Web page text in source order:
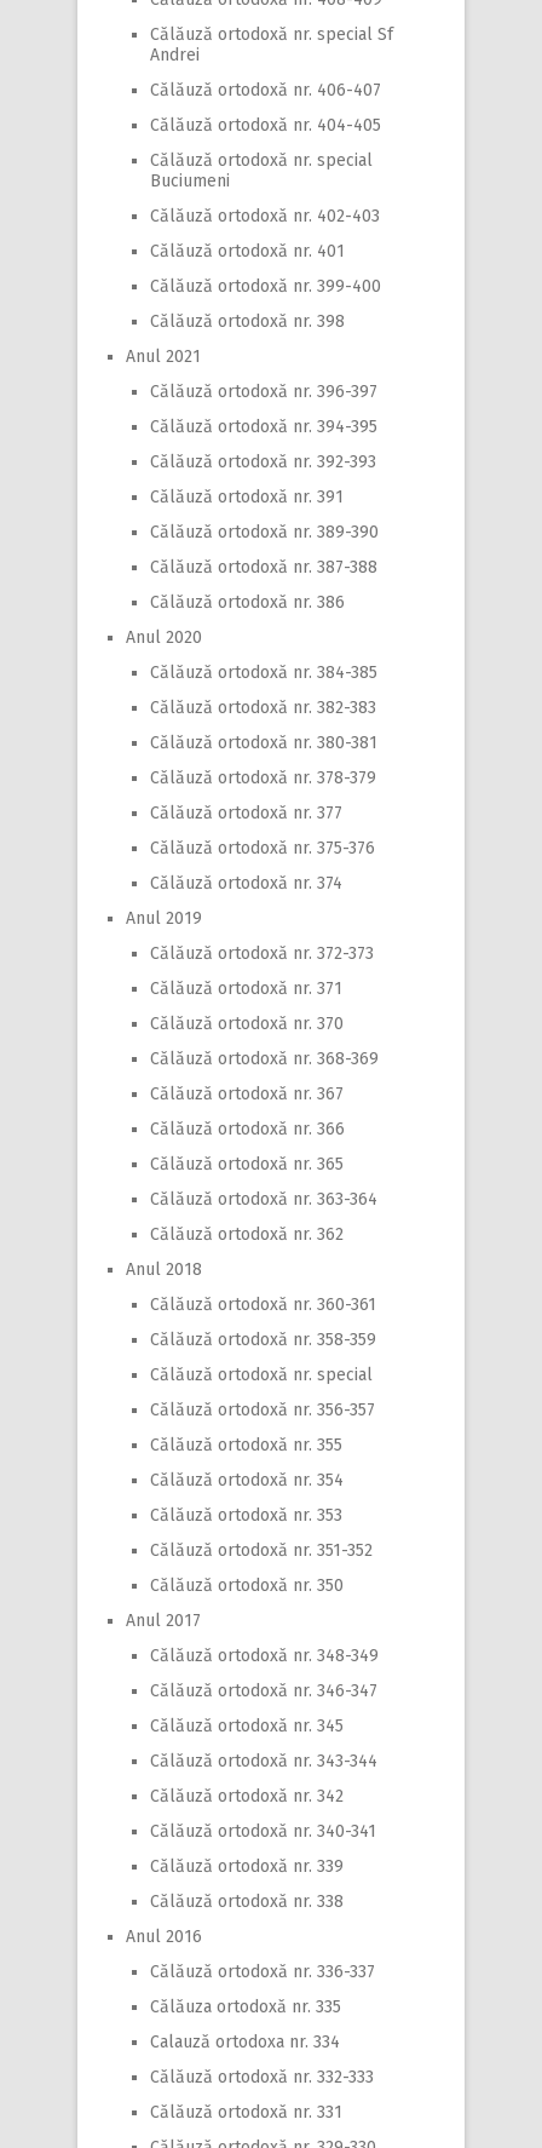
Călăuză ortodoxă nr. special Sf
Andrei
Călăuză ortodoxă nr. 406-407
Călăuză ortodoxă nr. 404-405
Călăuză ortodoxă nr. special
Buciumeni
Călăuză ortodoxă nr. 402-403
Călăuză ortodoxă nr. 401
Călăuză ortodoxă nr. 399-400
Călăuză ortodoxă nr. 398
Anul 2021
Călăuză ortodoxă nr. 396-397
Călăuză ortodoxă nr. 394-395
Călăuză ortodoxă nr. 392-393
Călăuză ortodoxă nr. 391
Călăuză ortodoxă nr. 389-390
Călăuză ortodoxă nr. 387-388
Călăuză ortodoxă nr. 386
Anul 2020
Călăuză ortodoxă nr. 384-385
Călăuză ortodoxă nr. 382-383
Călăuză ortodoxă nr. 380-381
Călăuză ortodoxă nr. 378-379
Călăuză ortodoxă nr. 377
Călăuză ortodoxă nr. 375-376
Călăuză ortodoxă nr. 374
Anul 2019
Călăuză ortodoxă nr. 372-373
Călăuză ortodoxă nr. 371
Călăuză ortodoxă nr. 370
Călăuză ortodoxă nr. 368-369
Călăuză ortodoxă nr. 367
Călăuză ortodoxă nr. 366
Călăuză ortodoxă nr. 365
Călăuză ortodoxă nr. 363-364
Călăuză ortodoxă nr. 362
Anul 2018
Călăuză ortodoxă nr. 360-361
Călăuză ortodoxă nr. 358-359
Călăuză ortodoxă nr. special
Călăuză ortodoxă nr. 356-357
Călăuză ortodoxă nr. 355
Călăuză ortodoxă nr. 354
Călăuză ortodoxă nr. 353
Călăuză ortodoxă nr. 351-352
Călăuză ortodoxă nr. 350
Anul 2017
Călăuză ortodoxă nr. 348-349
Călăuză ortodoxă nr. 346-347
Călăuză ortodoxă nr. 345
Călăuză ortodoxă nr. 343-344
Călăuză ortodoxă nr. 342
Călăuză ortodoxă nr. 340-341
Călăuză ortodoxă nr. 339
Călăuză ortodoxă nr. 338
Anul 2016
Călăuză ortodoxă nr. 336-337
Călăuza ortodoxă nr. 335
Calauză ortodoxa nr. 334
Călăuză ortodoxă nr. 332-333
Călăuză ortodoxă nr. 331